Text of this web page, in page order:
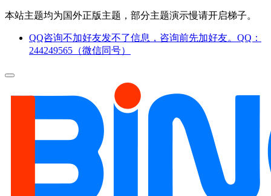
本站主题均为国外正版主题，部分主题演示慢请开启梯子。
QQ咨询不加好友发不了信息，咨询前先加好友。QQ：
244249565（微信同号）